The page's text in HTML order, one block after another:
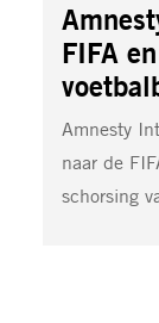
FIFA
Amnesty
naar de
schorsing